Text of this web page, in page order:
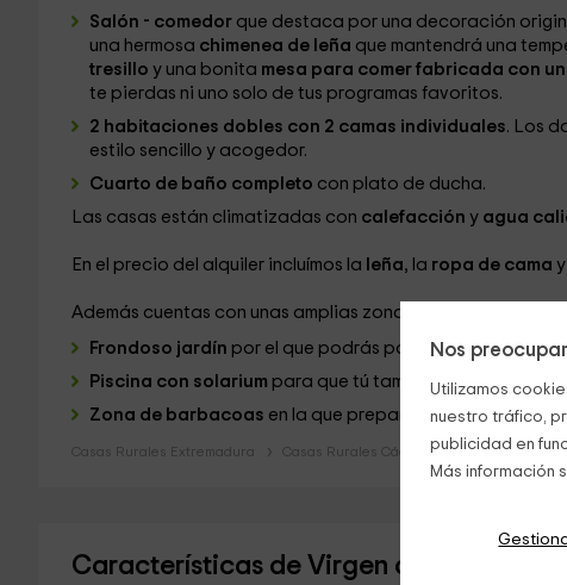
Nos
Utilizamos
nuestro tráfico,
publicidad en
Más información
Salón - comedor que destaca por una decoración
una hermosa chimenea de leña que mantendrá una
tresillo y una bonita mesa para comer fabricada con
te pierdas ni uno solo de tus programas favoritos.
2 habitaciones dobles con 2 camas individuales. Los
estilo sencillo y acogedor.
Cuarto de baño completo con plato de ducha.
Las casas están climatizadas con calefacción y agua
En el precio del alquiler incluímos la leña, la ropa de cama
Además cuentas con unas amplias zonas comunes
Frondoso jardín por el que podrás pasear y relajarte
Piscina con solarium para que tú también presumas de
Zona de barbacoas en la que prepararás las mejores
Casas Rurales Extremadura Casas Rurales Cáceres
Características de Virgen de la Cabeza